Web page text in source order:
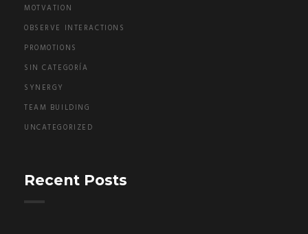
MOTVATION
OBSERVE INTERACTIONS
PROMOTIONS
SIN CATEGORÍA
SYNERGY
TEAM BUILDING
UNCATEGORIZED
Recent Posts